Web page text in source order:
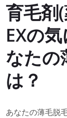
育毛剤
EXの
なたの
は？
あなたの薄毛脱